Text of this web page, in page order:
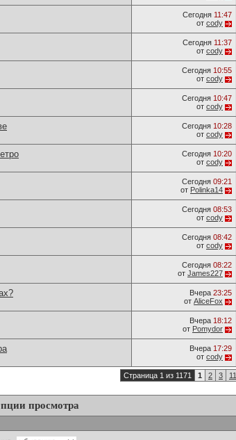
Сегодня 11:47
от cody
Сегодня 11:37
от cody
Сегодня 10:55
от cody
Сегодня 10:47
от cody
Сегодня 10:28
от cody
Сегодня 10:20
от cody
Сегодня 09:21
от Polinka14
Сегодня 08:53
от cody
Сегодня 08:42
от cody
Сегодня 08:22
от James227
Вчера 23:25
от AliceFox
Вчера 18:12
от Pomydor
Вчера 17:29
от cody
Страница 1 из 1171 1 2 3 11
просмотра